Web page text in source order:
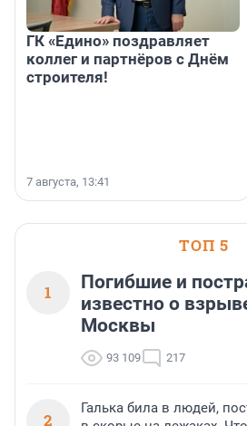
ГК «Едино» поздравляет
коллег и партнёров с Днём
строителя!
7 августа, 13:41
ТОП 5
1
Погибшие и
известно о
Москвы
93 109 217
2
Галька била в людей,